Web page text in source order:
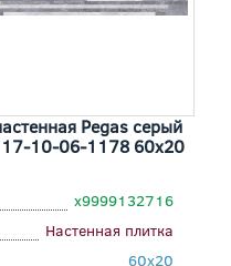
Pegas серый
17-10-06-1178 60x20
х9999132716
Настенная плитка
60x20